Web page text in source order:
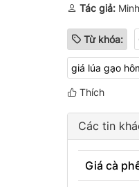
Tác giả:
Từ khóa:
giá lúa gạo
Thích
Các tin
Giá cà